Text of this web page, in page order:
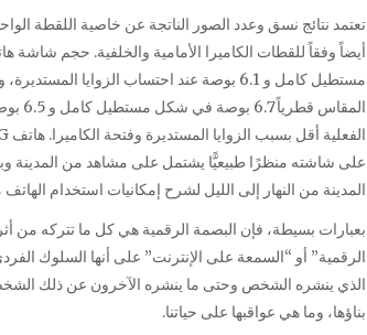
على شاشته منظرًا طبيعيًّا يشتمل على مشاهد من المدينة
المدينة من النهار إلى الليل لشرح إمكانيات استخدام
بعبارات بسيطة، فإن البصمة الرقمية هي كل ما تتركه من
الرقمية” أو “السمعة على الإنترنت” على أنها السلوك
الذي ينشره الشخص وحتى ما ينشره الآخرون عن ذلك
بناؤها، وما هي عواقبها على حياتنا.